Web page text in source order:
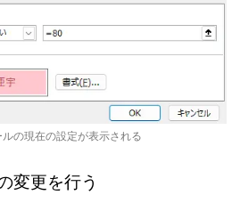
の現在の設定が表示される
変更を行う